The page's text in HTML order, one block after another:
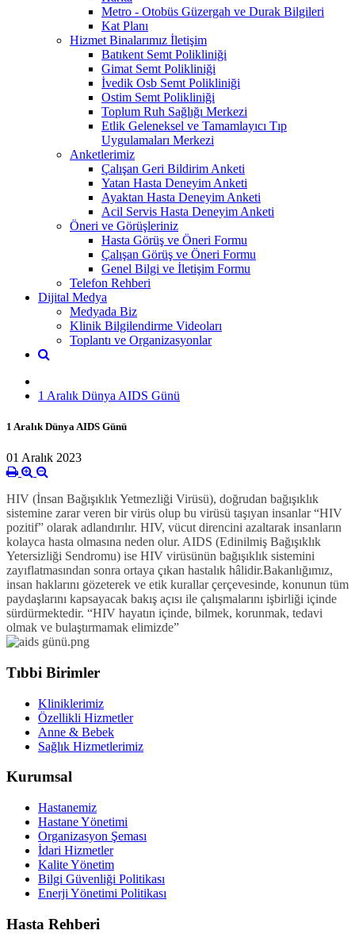
Metro - Otobüs Güzergah ve Durak Bilgileri
Kat Planı
Hizmet Binalarımız İletişim
Batıkent Semt Polikliniği
Gimat Semt Polikliniği
İvedik Osb Semt Polikliniği
Ostim Semt Polikliniği
Toplum Ruh Sağlığı Merkezi
Etlik Geleneksel ve Tamamlayıcı Tıp
Uygulamaları Merkezi
Anketlerimiz
Çalışan Geri Bildirim Anketi
Yatan Hasta Deneyim Anketi
Ayaktan Hasta Deneyim Anketi
Acil Servis Hasta Deneyim Anketi
Öneri ve Görüşleriniz
Hasta Görüş ve Öneri Formu
Çalışan Görüş ve Öneri Formu
Genel Bilgi ve İletişim Formu
Telefon Rehberi
Dijital Medya
Medyada Biz
Klinik Bilgilendirme Videoları
Toplantı ve Organizasyonlar
1 Aralık Dünya AIDS Günü
1 Aralık Dünya AIDS Günü
01 Aralık 2023
HIV (İnsan Bağışıklık Yetmezliği Virüsü), doğrudan bağışıklık
sistemine zarar veren bir virüs olup bu virüsü taşıyan insanlar “HIV
pozitif” olarak adlandırılır. HIV, vücut direncini azaltarak insanların
kolayca hasta olmasına neden olur. AIDS (Edinilmiş Bağışıklık
Yetersizliği Sendromu) ise HIV virüsünün bağışıklık sistemini
zayıflatmasından sonra ortaya çıkan hastalık hâlidir.Bakanlığımız,
insan haklarını gözeterek ve etik kurallar çerçevesinde, konunun tüm
paydaşlarını kapsayacak bakış açısı ile çalışmalarını işbirliği içinde
sürdürmektedir. “HIV hayatın içinde, bilmek, korunmak, tedavi
olmak ve bulaştırmamak elimizde”
Tıbbi Birimler
Kliniklerimiz
Özellikli Hizmetler
Anne & Bebek
Sağlık Hizmetlerimiz
Kurumsal
Hastanemiz
Hastane Yönetimi
Organizasyon Şeması
İdari Hizmetler
Kalite Yönetim
Bilgi Güvenliği Politikası
Enerji Yönetimi Politikası
Hasta Rehberi